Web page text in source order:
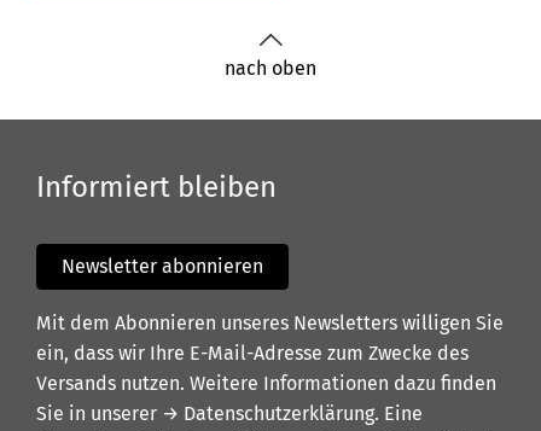
nach oben
Informiert bleiben
Newsletter abonnieren
Mit dem Abonnieren unseres Newsletters willigen Sie
ein, dass wir Ihre E-Mail-Adresse zum Zwecke des
Versands nutzen. Weitere Informationen dazu finden
Sie in unserer → Datenschutzerklärung. Eine